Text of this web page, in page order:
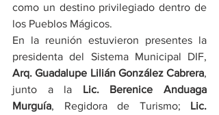
como un destino privilegiado dentro de
los Pueblos Mágicos.
En la reunión estuvieron presentes la
Arq. Guadalupe Lilián González Cabrera,
junto a la Lic. Berenice Anduaga
Murguía, Regidora de Turismo; Lic.